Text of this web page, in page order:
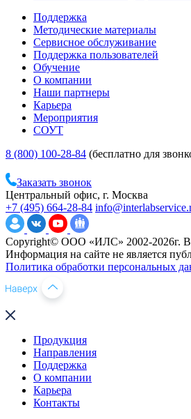
Поддержка
Методические материалы
Сервисное обслуживание
Поддержка пользователей
Обучение
О компании
Наши партнеры
Карьера
Мероприятия
СОУТ
8 (800) 100-28-84 (бесплатно для
Заказать звонок
Центральный офис, г. Москва
+7 (495) 664-28-84
Copyright© ООО «ИЛС» 2002-2026г.
Информация на сайте не является
Политика обработки персональных
Продукция
Направления
Поддержка
О компании
Карьера
Контакты